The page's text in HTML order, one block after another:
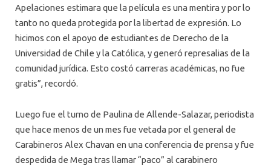
Apelaciones estimara que la película es una mentira y por lo
tanto no queda protegida por la libertad de expresión. Lo
hicimos con el apoyo de estudiantes de Derecho de la
Universidad de Chile y la Católica, y generó represalias de la
comunidad jurídica. Esto costó carreras académicas, no fue
gratis”, recordó.
Luego fue el turno de Paulina de Allende-Salazar, periodista
que hace menos de un mes fue vetada por el general de
Carabineros Alex Chavan en una conferencia de prensa y fue
despedida de Mega tras llamar “paco” al carabinero